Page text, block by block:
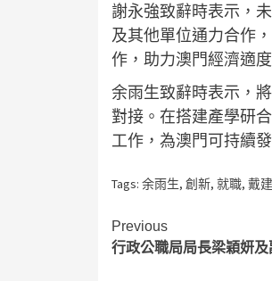
謝永強致辭時表示，
及其他單位通力合作
作，助力澳門經濟適
余雨生致辭時表示，
對接。在搭建產學研
工作，為澳門可持續
Tags: 余雨生, 創新, 就職, 戴
Continue
Reading
Previous
行政公職局局長梁穎妍